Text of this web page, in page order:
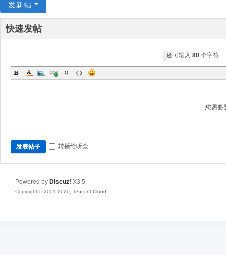
发新帖
快速发帖
还可输入 80 个字符
您需要
发表帖子 转播给听众
Powered by Discuz! X3.5
Copyright © 2001-2020, Tencent Cloud.